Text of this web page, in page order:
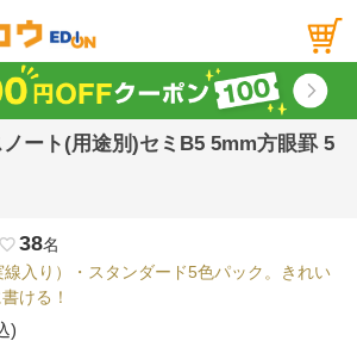
ート(用途別)セミB5 5mm方眼罫 5
favorite_border38名
入り）・スタンダード5色パック。きれい
ける！
)